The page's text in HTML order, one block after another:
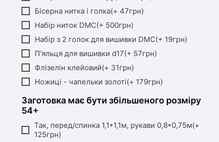
Бісерна нитка і голка(+ 47грн)
Набір ниток DMC(+ 500грн)
Набір з 2 голок для вишивки DMC(+ 19грн)
П'яльця для вишивки d17(+ 57грн)
Флізелін клейовий(+ 31грн)
Ножиці - чапельки золоті(+ 179грн)
Заготовка має бути збільшеного розміру
54+
Так, перед/спинка 1,1*1,1м, рукави 0,8*0,75м(+
125грн)